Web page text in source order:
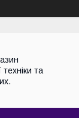
та